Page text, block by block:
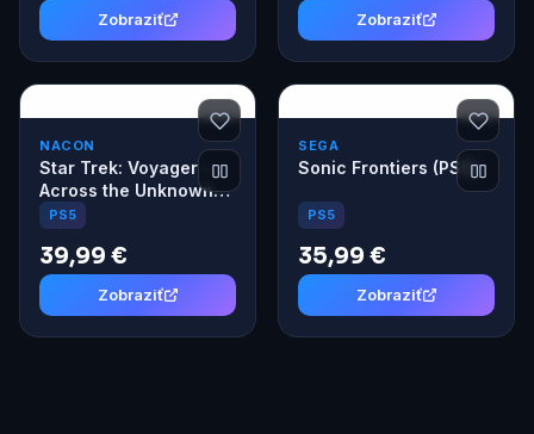
Zobraziť Zobraziť
NACON
Star Trek: Voyager -
Across the Unknown
Deluxe Edition (PS5)
PS5
39,99 €
Zobraziť
SEGA
Sonic Frontiers (PS5)
PS5
35,99 €
Zobraziť